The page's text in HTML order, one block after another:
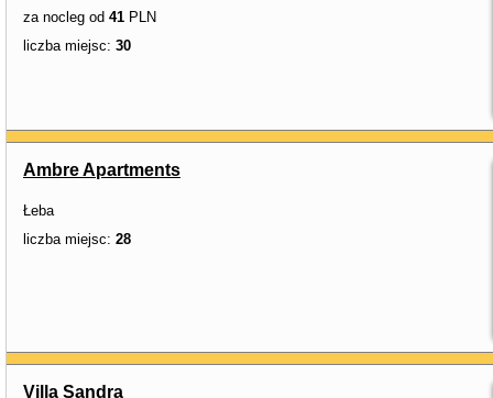
za nocleg od 41 PLN
liczba miejsc: 30
Ambre Apartments
Łeba
liczba miejsc: 28
Villa Sandra